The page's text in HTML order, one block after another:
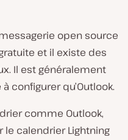
open source
et il existe des
Il est généralement
configurer qu’Outlook.
comme Outlook,
le calendrier Lightning